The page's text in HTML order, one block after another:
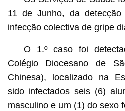
11 de Junho, da
infecção colectiva de gripe
O 1.º caso foi
Colégio Diocesano de
Chinesa), localizado na
sido infectados seis (6)
masculino e um (1) do sexo